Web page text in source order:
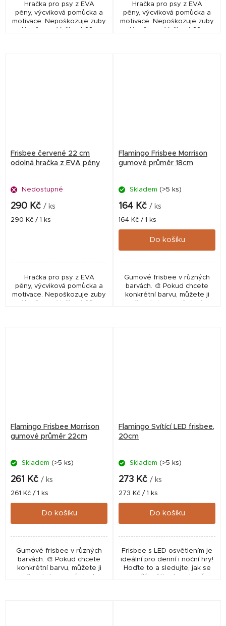
Hračka pro psy z EVA
pěny, výcviková pomůcka a
motivace. Nepoškozuje zuby
a dásně psa. Velikost 22 cm,
Hračka pro psy z EVA
pěny, výcviková pomůcka a
motivace. Nepoškozuje zuby
a dásně psa. Velikost 22 cm,
Frisbee červené 22 cm
odolná hračka z EVA pěny
Nedostupné
290 Kč / ks
Měrná
290 Kč / 1 ks
Hračka pro psy z EVA
pěny, výcviková pomůcka a
motivace. Nepoškozuje zuby
a dásně psa. Velikost 22 cm,
Flamingo Frisbee Morrison
gumové průměr 18cm
Skladem (>5 ks)
164 Kč / ks
Měrná
cena:
164 Kč / 1 ks
Do košíku
Gumové frisbee v různých
barvách. 🎨 Pokud chcete
konkrétní barvu, můžete ji
připsat do poznámky k
Flamingo Frisbee Morrison
gumové průměr 22cm
Skladem (>5 ks)
261 Kč / ks
Měrná
cena:
261 Kč / 1 ks
Do košíku
Gumové frisbee v různých
barvách. 🎨 Pokud chcete
konkrétní barvu, můžete ji
Flamingo Svítící LED frisbee,
20cm
Skladem (>5 ks)
273 Kč / ks
Měrná
cena:
273 Kč / 1 ks
Do košíku
Frisbee s LED osvětlením je
ideální pro denní i noční hry!
Hoďte to a sledujte, jak se